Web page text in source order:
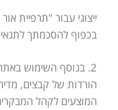
ייצוגי עבור "תרפיית
בכפוף להסכמתך
2. בנוסף השימוש
הורדות של קבצים,
המוצעים לקהל